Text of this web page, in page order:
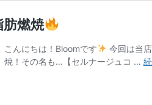
燃焼
こんにちは！Bloomです
今回は当
焼！その名も…【セルナージュコ …